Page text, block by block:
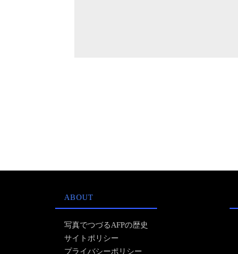
ABOUT
写真でつづるAFPの歴史
サイトポリシー
プライバシーポリシー